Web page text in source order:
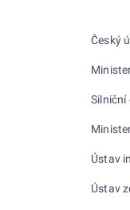
Český
Silniční
Ústav
Ústav